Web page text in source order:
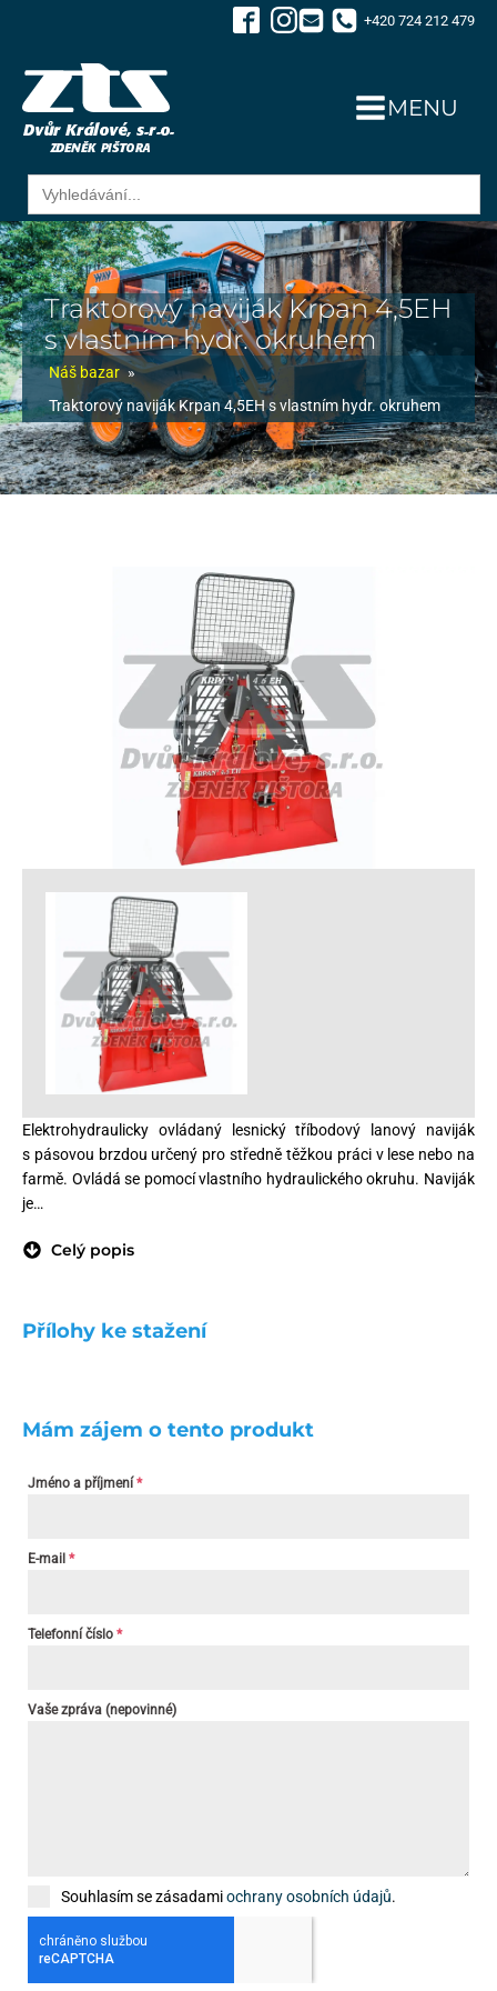
+420 724 212 479
MENU
Search
for:
Traktorový naviják Krpan 4,5EH
s vlastním hydr. okruhem
Náš bazar »
Traktorový naviják Krpan 4,5EH s vlastním hydr. okruhem
Elektrohydraulicky ovládaný lesnický tříbodový lanový naviják
s pásovou brzdou určený pro středně těžkou práci v lese nebo na
farmě. Ovládá se pomocí vlastního hydraulického okruhu. Naviják
je…
Celý popis
Přílohy ke stažení
Mám zájem o tento produkt
Jméno a příjmení *
E-mail *
Telefonní číslo *
Vaše zpráva (nepovinné)
Souhlasím se zásadamiochrany osobních údajů.